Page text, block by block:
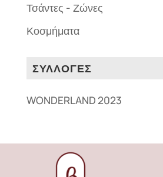
Τσάντες - Ζώνες
Κοσμήματα
ΣΥΛΛΟΓΕΣ
WONDERLAND 2023